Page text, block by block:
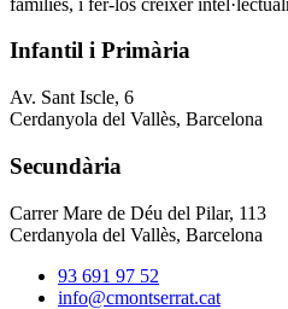
Infantil i Primària
Av. Sant Iscle, 6
Cerdanyola del Vallès, Barcelona
Secundària
Carrer Mare de Déu del Pilar, 113
Cerdanyola del Vallès, Barcelona
93 691 97 52
info@cmontserrat.cat